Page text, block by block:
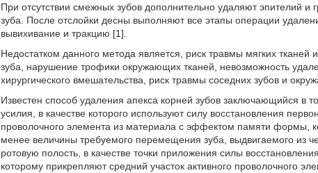
При отсутствии смежных зубов дополнительно удаляют эпителий
зуба. После отслойки десны выполняют все этапы операции
вывихивание и тракцию [1].
Недостатком данного метода является, риск травмы мягких
зуба, нарушение трофики окружающих тканей, невозможность
хирургического вмешательства, риск травмы соседних зубов и
Известен способ удаления апекса корней зубов заключающийся в
усилия, в качестве которого используют силу восстановления
проволочного элемента из материала с эффектом памяти формы,
менее величины требуемого перемещения зуба, выдвигаемого из
ротовую полость, в качестве точки приложения силы
которому прикрепляют средний участок активного проволочного